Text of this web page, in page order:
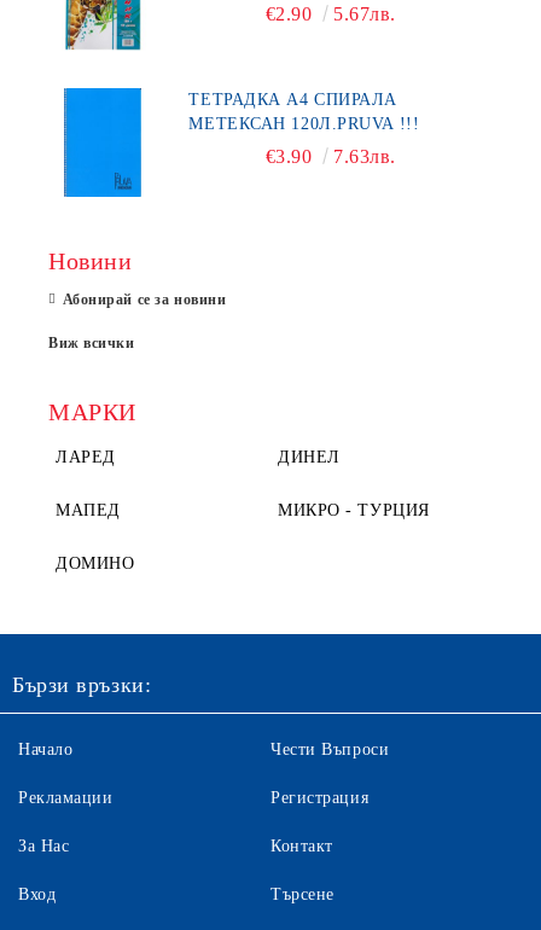
€2.90 5.67лв.
ТЕТРАДКА А4 СПИРАЛА
МЕТЕКСАН 120Л.PRUVA !!!
€3.90 7.63лв.
Новини
Абонирай се за новини
Виж всички
МАРКИ
ЛАРЕД ДИНЕЛ
МАПЕД МИКРО - ТУРЦИЯ
ДОМИНО
Бързи връзки:
Начало
Рекламации
За Нас
Вход
Чести Въпроси
Регистрация
Контакт
Търсене